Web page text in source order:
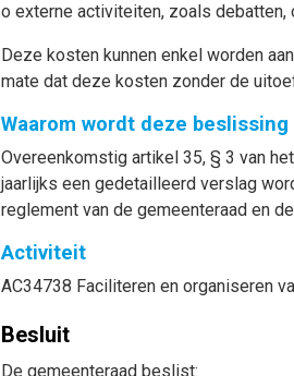
o externe activiteiten, zoals debatten,
Deze kosten kunnen enkel worden
mate dat deze kosten zonder de
Waarom wordt deze beslissing
Overeenkomstig artikel 35, § 3 van
jaarlijks een gedetailleerd verslag
reglement van de gemeenteraad en
Activiteit
AC34738 Faciliteren en organiseren
Besluit
De gemeenteraad beslist: